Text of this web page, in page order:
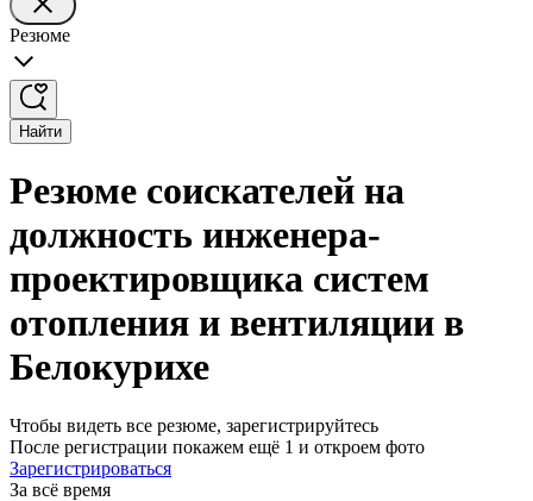
Резюме
Найти
Резюме соискателей на
должность инженера-
проектировщика систем
отопления и вентиляции в
Белокурихе
Чтобы видеть все резюме, зарегистрируйтесь
После регистрации покажем ещё 1 и откроем фото
Зарегистрироваться
За всё время